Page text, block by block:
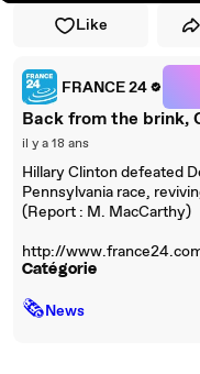
Like
FRANCE 24
Back from the brink,
il y a 18 ans
Hillary Clinton defeated
Pennsylvania race,
(Report : M. MacCarthy)
http://
Catégorie
🗞News